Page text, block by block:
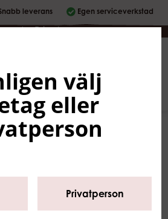
leverans Egen serviceverkstad
| Privatperson
0
välj
eller
Privatperson